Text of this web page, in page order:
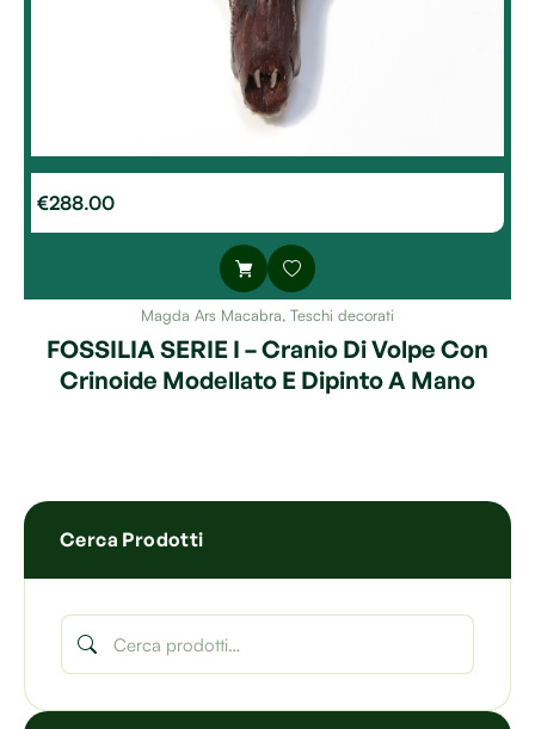
Cerca Prodotti
€288.00
Magda Ars Macabra, Teschi decorati
FOSSILIA SERIE I – Cranio Di Volpe Con
Crinoide Modellato E Dipinto A Mano